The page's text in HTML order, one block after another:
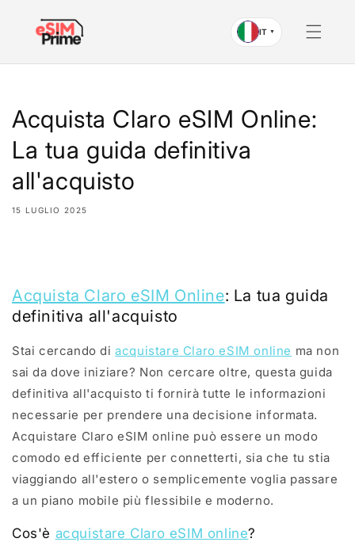
contenuto
IT ▼
Acquista Claro eSIM Online:
La tua guida definitiva
all'acquisto
15 LUGLIO 2025
Acquista Claro eSIM Online: La tua guida
definitiva all'acquisto
Stai cercando diacquistare Claro eSIM online ma non
sai da dove iniziare? Non cercare oltre, questa guida
definitiva all'acquisto ti fornirà tutte le informazioni
necessarie per prendere una decisione informata.
Acquistare Claro eSIM online può essere un modo
comodo ed efficiente per connetterti, sia che tu stia
viaggiando all'estero o semplicemente voglia passare
a un piano mobile più flessibile e moderno.
Cos'è acquistare Claro eSIM online?